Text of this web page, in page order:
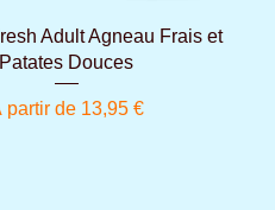
Aperçu rapide
Adult Agneau Frais et
Patates Douces
partir de 13,95 €
promotionnel